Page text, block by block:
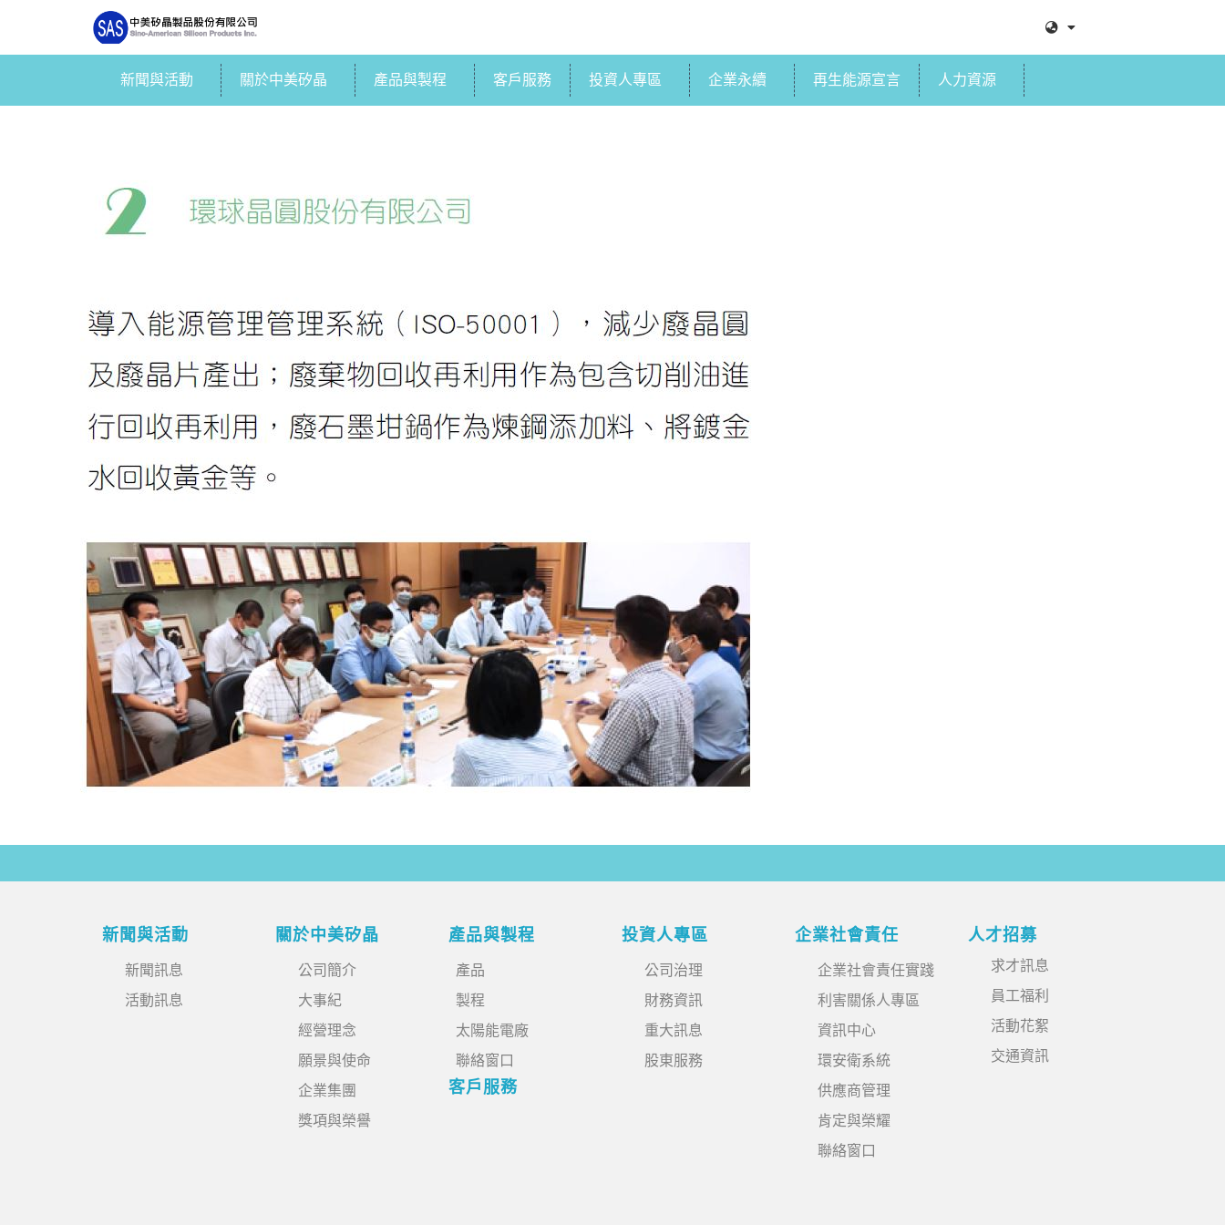
新聞與活動 關於中美矽晶 產品與製程 客戶服務 投資人專區 企業永續 再生能源宣言 人力資源
新聞與活動
新聞訊息
活動訊息
關於中美矽晶
公司簡介
大事紀
經營理念
願景與使命
企業集團
獎項與榮譽
產品與製程
產品
製程
太陽能電廠
聯絡窗口
客戶服務
投資人專區
公司治理
財務資訊
重大訊息
股東服務
企業社會責任
企業社會責任實踐
利害關係人專區
資訊中心
環安衛系統
供應商管理
肯定與榮耀
聯絡窗口
人才招募
求才訊息
員工福利
活動花絮
交通資訊